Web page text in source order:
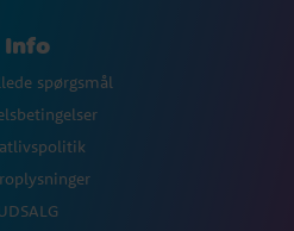
Info
spørgsmål